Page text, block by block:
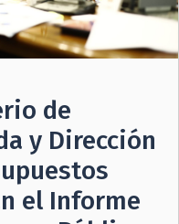
de
y Dirección
el Informe